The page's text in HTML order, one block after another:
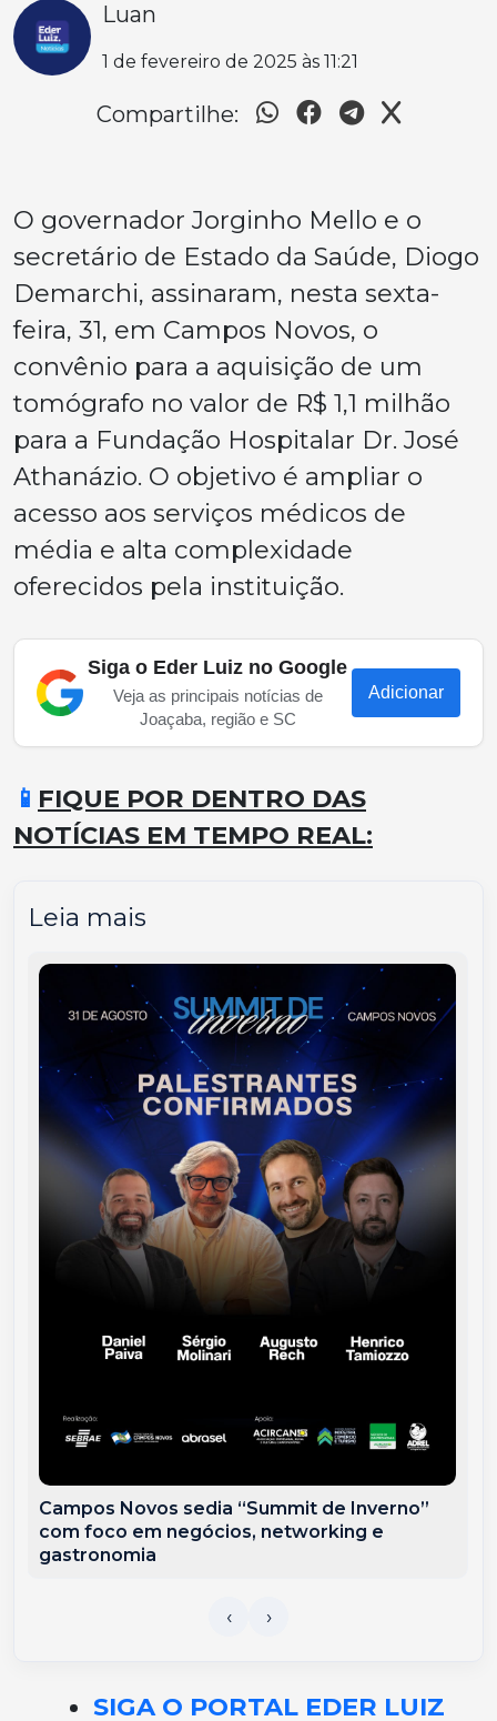
Luan
1 de fevereiro de 2025 às 11:21
Compartilhe:
O governador Jorginho Mello e o
secretário de Estado da Saúde, Diogo
Demarchi, assinaram, nesta sexta-
feira, 31, em Campos Novos, o
convênio para a aquisição de um
tomógrafo no valor de R$ 1,1 milhão
para a Fundação Hospitalar Dr. José
Athanázio. O objetivo é ampliar o
acesso aos serviços médicos de
média e alta complexidade
oferecidos pela instituição.
Siga o Eder Luiz no Google
Veja as principais notícias de
Joaçaba, região e SC
Adicionar
📱 FIQUE POR DENTRO DAS
NOTÍCIAS EM TEMPO REAL:
Leia mais
Campos Novos sedia “Summit de Inverno”
com foco em negócios, networking e
gastronomia
SIGA O PORTAL EDER LUIZ